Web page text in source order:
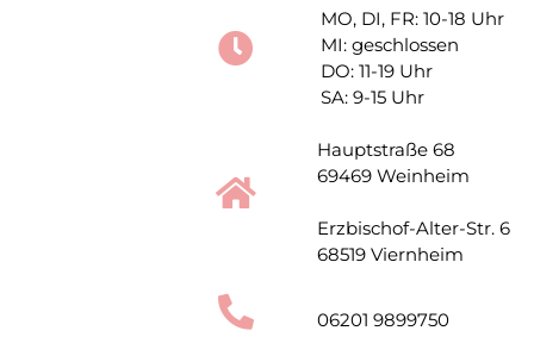
MO, DI, FR: 10-18 Uhr
MI: geschlossen
DO: 11-19 Uhr
SA: 9-15 Uhr
Hauptstraße 68
69469 Weinheim
Erzbischof-Alter-Str. 6
68519 Viernheim
06201 9899750